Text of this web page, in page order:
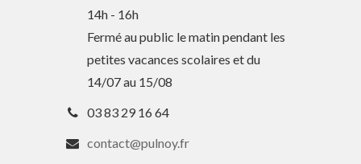
Comptes rendus des Conseils
Tri / Déchets
14h - 16h
Fermé au public le matin pendant les
petites vacances scolaires et du
14/07 au 15/08
03 83 29 16 64
contact@pulnoy.fr